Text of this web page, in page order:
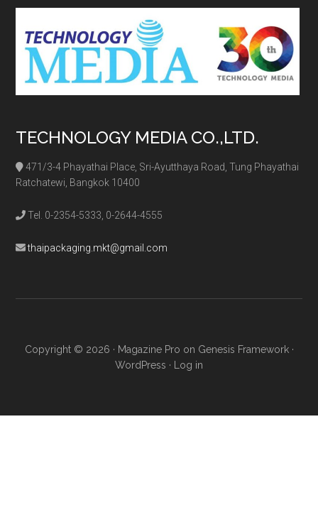
TECHNOLOGY MEDIA CO.,LTD.
471/3-4 Phayathai Place, Sri-Ayutthaya Road, Tung Phayathai
Ratchatewi, Bangkok 10400
Tel. 0-2354-5333, 0-2644-4555
thaipackaging.mkt@gmail.com
Copyright © 2026 · Magazine Pro on Genesis Framework·
WordPress · Log in